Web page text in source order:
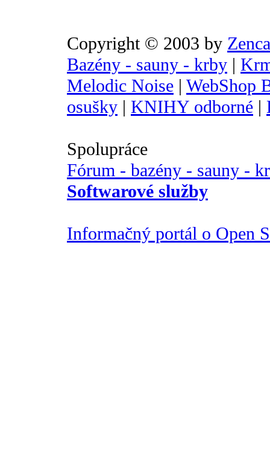
Copyright © 2003 by
Bazény - sauny - krby |
Melodic Noise | WebShop
osušky | KNIHY odborné |
Spolupráce
Fórum - bazény - sauny -
Softwarové služby
Informačný portál o Open